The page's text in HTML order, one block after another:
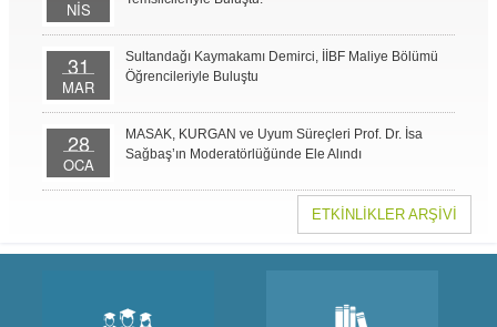
NİS
31
MAR
Sultandağı Kaymakamı Demirci, İİBF Maliye Bölümü
Öğrencileriyle Buluştu
28
OCA
MASAK, KURGAN ve Uyum Süreçleri Prof. Dr. İsa
Sağbaş’ın Moderatörlüğünde Ele Alındı
ETKİNLİKLER ARŞİVİ